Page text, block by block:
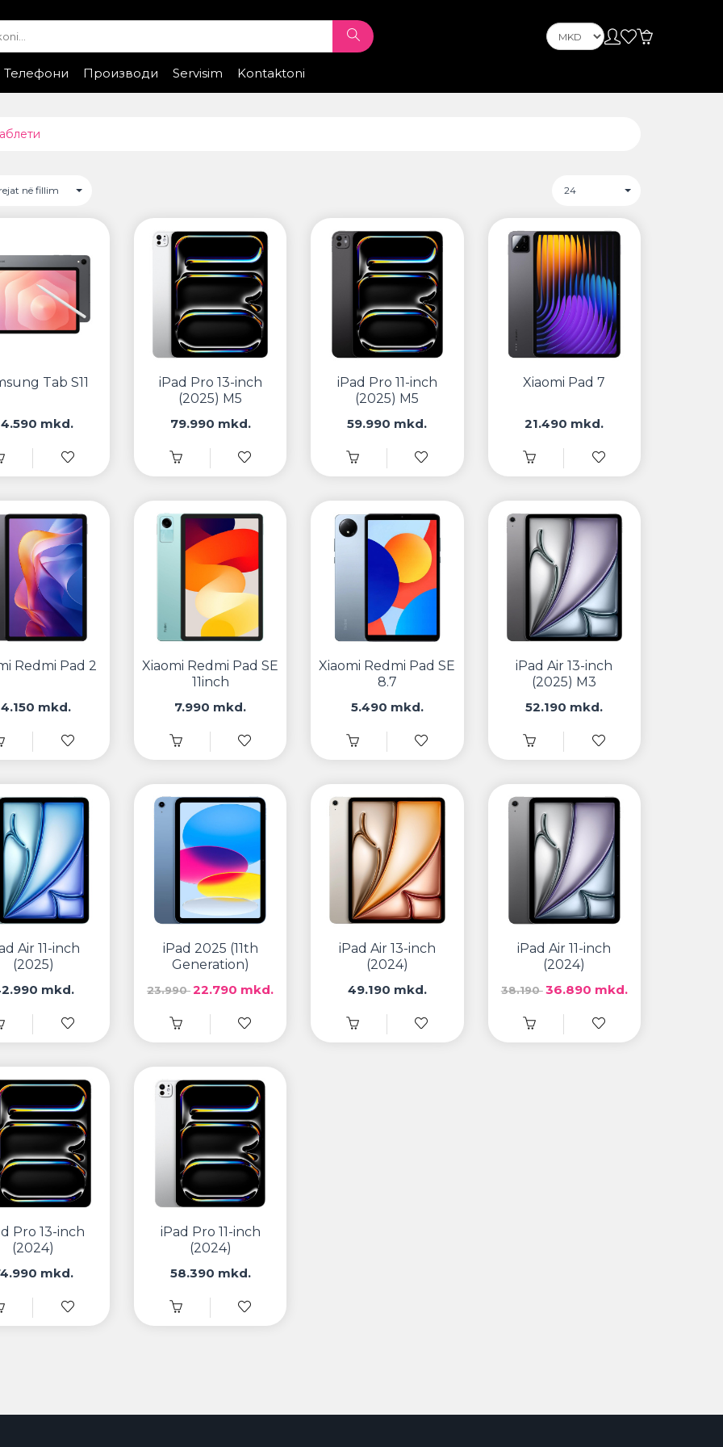
Телефони
Производи
Servisim
Kontrolloni statusin
Kontaktoni
në fillim 24
Tab S11
mkd.
iPad Pro 13-inch
(2025) M5
79.990 mkd.
iPad Pro 11-inch
(2025) M5
59.990 mkd.
Xiaomi Pad 7
21.490 mkd.
Redmi Pad 2
mkd.
Xiaomi Redmi Pad SE
11inch
7.990 mkd.
Xiaomi Redmi Pad SE
8.7
5.490 mkd.
iPad Air 13-inch
(2025) M3
52.190 mkd.
Air 11-inch
(2025)
mkd.
iPad 2025 (11th
Generation)
23.99022.790 mkd.
iPad Air 13-inch
(2024)
49.190 mkd.
iPad Air 11-inch
(2024)
38.19036.890 mkd.
Pro 13-inch
(2024)
mkd.
iPad Pro 11-inch
(2024)
58.390 mkd.
ПРОЕКТОРИ